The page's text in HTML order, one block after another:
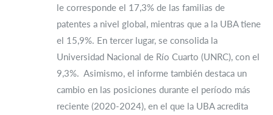
le corresponde el 17,3% de las familias de
patentes a nivel global, mientras que a la UBA tiene
el 15,9%. En tercer lugar, se consolida la
Universidad Nacional de Río Cuarto (UNRC), con el
9,3%. Asimismo, el informe también destaca un
cambio en las posiciones durante el período más
reciente (2020-2024), en el que la UBA acredita